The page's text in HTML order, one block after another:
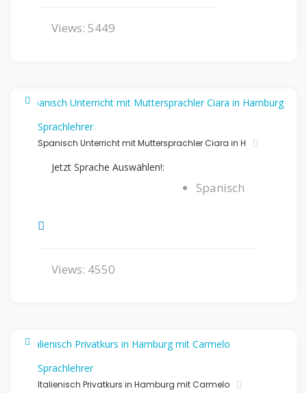
Views: 5449
Sprachlehrer
Spanisch Unterricht mit Muttersprachler Ciara in H
Jetzt Sprache Auswählen!:
Spanisch
Views: 4550
Sprachlehrer
Italienisch Privatkurs in Hamburg mit Carmelo